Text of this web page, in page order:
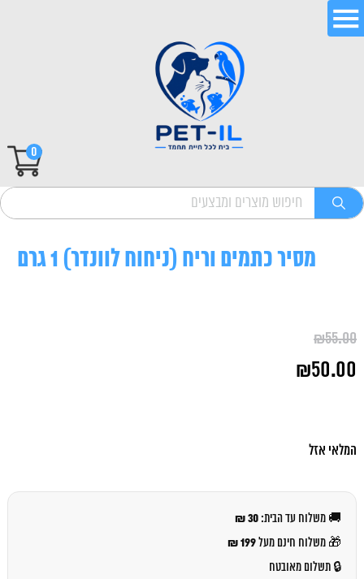
0
מסיר כתמים וריח (ניחוח לוונדר) 1 גרם
₪55.00
המקורי
₪50.00
₪50.00.
המלאי אזל
🚚 משלוח עד הבית: 30 ₪
🎁 משלוח חינם מעל199 ₪
🔒 תשלום מאובטח